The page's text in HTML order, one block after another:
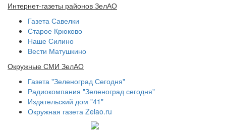
Интернет-газеты районов ЗелАО
Газета Савелки
Старое Крюково
Наше Силино
Вести Матушкино
Окружные СМИ ЗелАО
Газета "Зеленоград Сегодня"
Радиокомпания "Зеленоград сегодня"
Издательский дом "41"
Окружная газета Zelao.ru